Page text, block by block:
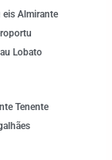
eis Almirante
Lobato
Tenente